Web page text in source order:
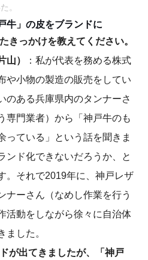
。
牛」の皮をブランドに
きっかけを教えてください。
山）
：私が代表を務める株式
や小物の製造の販売をしてい
のある兵庫県内のタンナーさ
専門業者）から「神戸牛のも
っている」という話を聞きま
ンド化できないだろうか、と
。それで2019年に、神戸レザ
ナーさん（なめし作業を行う
活動をしながら徐々に自治体
ました。
が出てきましたが、「神戸